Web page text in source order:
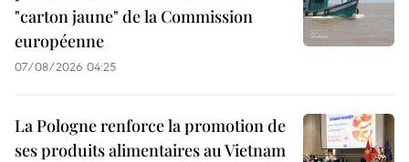
"carton jaune" de la Commission
européenne
07/08/2026 04:25
La Pologne renforce la promotion de
ses produits alimentaires au Vietnam